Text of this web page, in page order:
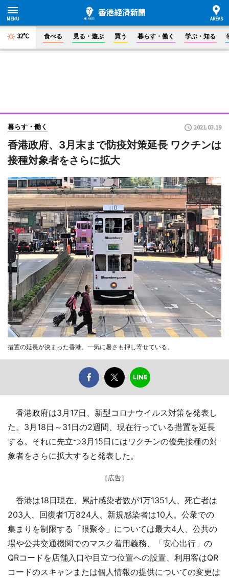
32°C 食べる 見る・遊ぶ 買う 暮らす・働く 学ぶ・知る
暮らす・働く 2021.03.19
香港政府、3月末まで防疫対策延長 ワクチンは
接種対象者をさらに拡大
措置の延長が決まった香港。一気に暑さも押し寄せている。
香港政府は3月17日、新型コロナウイルス対策を発表し
た。3月18日～31日の2週間、現在行っている措置を延長
する。それに先立つ3月15日にはワクチンの優先接種の対
象者をさらに拡大すると発表した。
［広告］
香港は18日現在、累計感染者数が1万1351人、死亡者は
203人、回復者1万824人、新規感染者は10人。公衆での
集まりを制限する「限聚令」については最大4人、公共の
場や公共交通機関でのマスク着用義務、「安心出行」の
QRコードを店舗入口や目立つ位置への設置、利用客はQR
コードのスキャンまたは個人情報の提供についての変更は